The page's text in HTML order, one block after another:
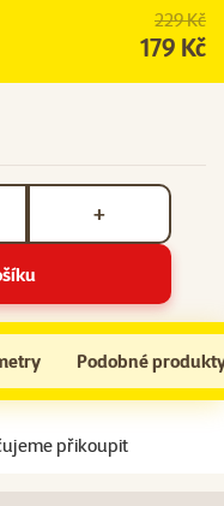
229 Kč
179 Kč
+
psy 200 mlPodobné
přikoupit